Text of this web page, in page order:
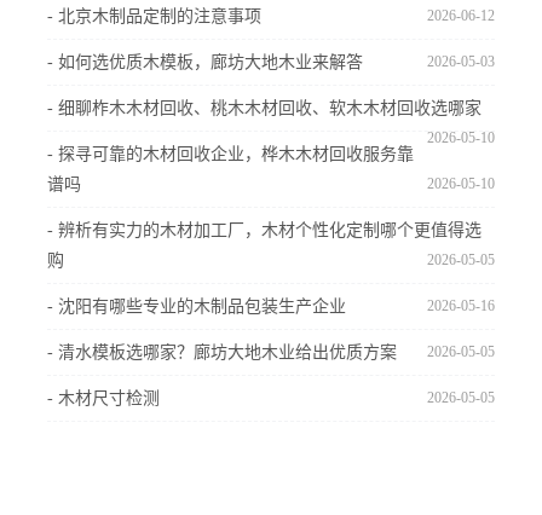
- 北京木制品定制的注意事项 2026-06-12
- 如何选优质木模板，廊坊大地木业来解答 2026-05-03
- 细聊柞木木材回收、桃木木材回收、软木木材回收选哪家
2026-05-10
- 探寻可靠的木材回收企业，桦木木材回收服务靠
谱吗
2026-05-10
- 辨析有实力的木材加工厂，木材个性化定制哪个更值得选
购
2026-05-05
- 沈阳有哪些专业的木制品包装生产企业 2026-05-16
- 清水模板选哪家？廊坊大地木业给出优质方案 2026-05-05
- 木材尺寸检测 2026-05-05